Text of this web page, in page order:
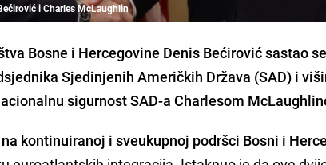
i Charles McLaughlin
Bosne i Hercegovine Denis Bećirović sastao
Sjedinjenih Američkih Država (SAD) i
sigurnost SAD-a Charlesom
kontinuiranoj i sveukupnoj podršci Bosni i